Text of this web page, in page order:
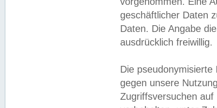
geschäftlicher Daten
Daten. Die Angabe
ausdrücklich freiwillig.
Die
gegen unsere
Zugriffsversuchen